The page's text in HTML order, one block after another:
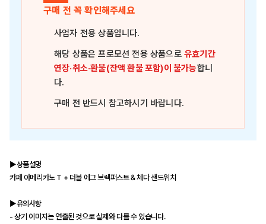
구매 전 꼭 확인해주세요
사업자 전용 상품입니다.
해당 상품은프로모션 전용 상품으로유효기간
연장·취소·환불(잔액 환불 포함)이 불가능합니
다.
구매 전 반드시 참고하시기 바랍니다.
▶상품설명
카페 아메리카노 T + 더블 에그 브렉퍼스트 & 체다 샌드위치
▶유의사항
- 상기 이미지는 연출된 것으로 실제와 다를 수 있습니다.